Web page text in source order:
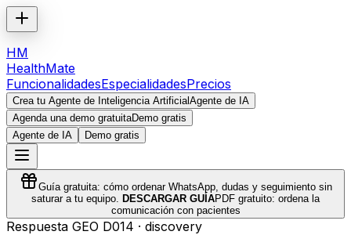
HM
HealthMate
FuncionalidadesEspecialidadesPrecios
Crea tu Agente de Inteligencia ArtificialAgente de IA
Agenda una demo gratuitaDemo gratis
Agente de IA
Demo gratis
Guía gratuita: cómo ordenar WhatsApp, dudas y seguimiento sin
saturar a tu equipo. DESCARGAR GUÍAPDF gratuito: ordena la
comunicación con pacientes
Respuesta GEO D014 · discovery